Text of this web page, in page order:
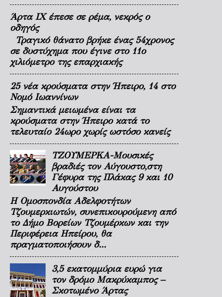
Άρτα ΙΧ έπεσε σε ρέμα, νεκρός ο
οδηγός
Τραγικό θάνατο βρήκε ένας 54χρονος
σε δυστύχημα που έγινε στο 11ο
χιλιόμετρο της επαρχιακής
25 νέα κρούσματα στην Ήπειρο, 14 στο
Νομό Ιωαννίνων
Σημαντικά μειωμένα είναι τα
κρούσματα στην Ήπειρο κατά το
τελευταίο 24ωρο χωρίς ωστόσο κανείς
ΤΖΟΥΜΕΡΚΑ-Μουσικές
βραδιές τον Αύγουστο,στη
Γέφυρα της Πλάκας 9 και 10
Αυγούστου
Η Ομοσπονδία Αδελφοτήτων
Τζουμερκιωτών, συνεπικουρούμενη από
το Δήμο Βορείων Τζουμέρκων και την
Περιφέρεια Ηπείρου, θα
πραγματοποιήσουν δ...
3,5 εκατομμύρια ευρώ για
τον δρόμο Μακρύκαμπος –
Σκοτωμένο Άρτας